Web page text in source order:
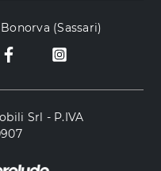
(Sassari)
Srl - P.IVA